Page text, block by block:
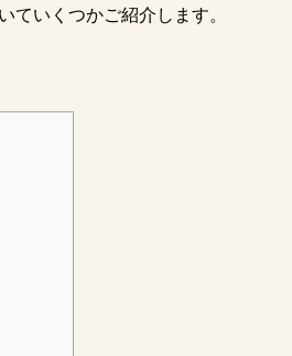
ていくつかご紹介します。